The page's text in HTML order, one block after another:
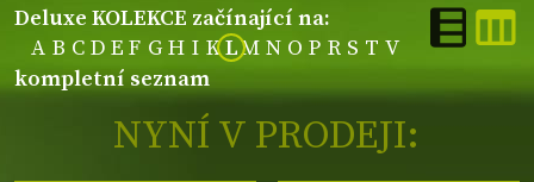
deluxe KOLEKCE začínající na:
A B C D E F G H I KLM N O P R S T V
kompletní seznam
NYNÍ V PRODEJI: